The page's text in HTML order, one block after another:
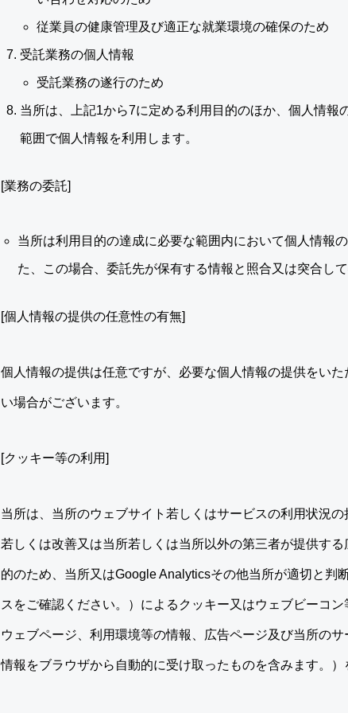
従業員の健康管理及び適正な就業環境の確保のため
受託業務の個人情報
受託業務の遂行のため
当所は、上記1から7に定める利用目的のほか、個人情
範囲で個人情報を利用します。
[業務の委託]
当所は利用目的の達成に必要な範囲内において個人情報
た、この場合、委託先が保有する情報と照合又は突合し
[個人情報の提供の任意性の有無]
個人情報の提供は任意ですが、必要な個人情報の提供をい
い場合がございます。
[クッキー等の利用]
当所は、当所のウェブサイト若しくはサービスの利用状況
若しくは改善又は当所若しくは当所以外の第三者が提供す
的のため、当所又はGoogle Analyticsその他当所が適切と
スをご確認ください。）によるクッキー又はウェブビーコ
ウェブページ、利用環境等の情報、広告ページ及び当所の
情報をブラウザから自動的に受け取ったものを含みます。）